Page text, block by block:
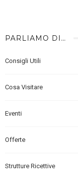
PARLIAMO DI…
Consigli Utili
Cosa Visitare
Eventi
Offerte
Strutture Ricettive